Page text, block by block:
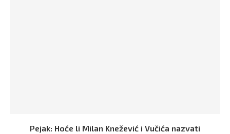
Pejak: Hoće li Milan Knežević i Vučića nazvati